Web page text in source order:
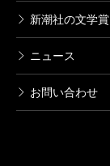
新潮社の文学賞
ニュース
お問い合わせ